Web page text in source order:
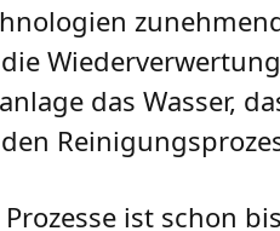
das Wasser,
ist schon